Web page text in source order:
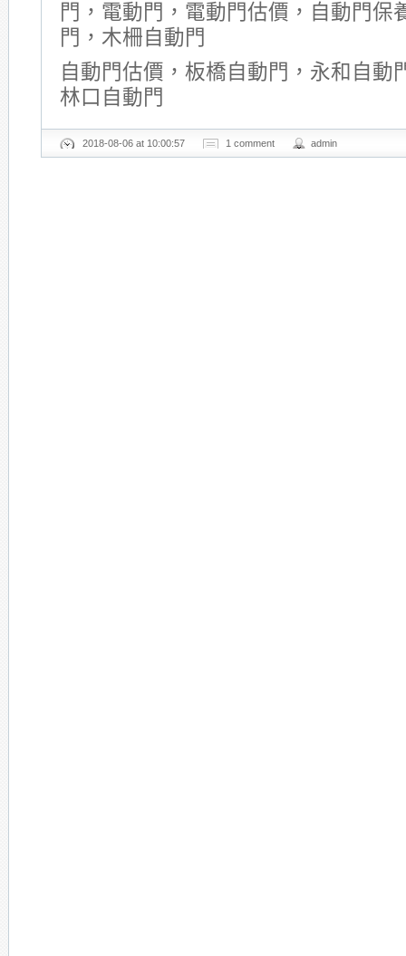
門，電動門，電動門估價，自動門保
門，木柵自動門
自動門估價，板橋自動門，永和自動
林口自動門
2018-08-06 at 10:00:57 1 comment admin